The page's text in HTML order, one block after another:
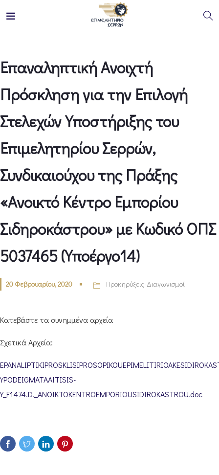
Επαναληπτική Ανοιχτή
Πρόσκληση για την Επιλογή
Στελεχών Υποστήριξης του
Επιμελητηρίου Σερρών,
Συνδικαιούχου της Πράξης
«Ανοικτό Κέντρο Εμπορίου
Σιδηροκάστρου» με Κωδικό ΟΠΣ
5037465 (Υποέργο14)
20 Φεβρουαρίου, 2020 Προκηρύξεις-Διαγωνισμοί
Κατεβάστε τα συνημμένα αρχεία
Σχετικά Αρχεία:
YPODEIGMATAAITISIS-
Y_F1474.D._ANOIKTOKENTROEMPORIOUSIDIROKASTROU.doc